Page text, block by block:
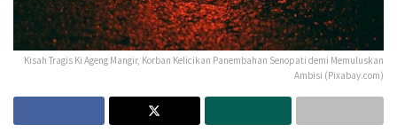
Kisah Tragis Ki Ageng Mangir, Korban Kelicikan Panembahan Senopati demi Memuluskan
Ambisi (Pixabay.com)